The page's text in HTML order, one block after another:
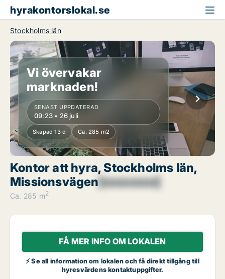
hyrakontorslokal.se
Stockholms län
Vi övervakar
marknaden!
SENAST UPPDATERAD
09:23 • 26 juli
Skapad 13 d Ca. 285 m2
Kontor att hyra, Stockholms län,
Missionsvägen[xxxxxxxx]
Ca. 285 m2
FÅ MER INFO OM LOKALEN
⚡ Se all information om lokalen och få direkt tillgång till
hyresvärdens kontaktuppgifter.